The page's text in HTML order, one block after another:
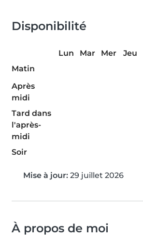
Disponibilité
Lun Mar Mer Jeu
Matin
Après
midi
Tard dans
l'après-
midi
Soir
Mise à jour: 29 juillet 2026
À propos de moi